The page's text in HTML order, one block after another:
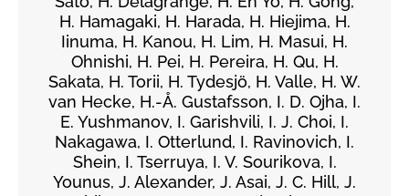
H. Hamagaki, H. Harada, H. Hiejima, H.
Iinuma, H. Kanou, H. Lim, H. Masui, H.
Ohnishi, H. Pei, H. Pereira, H. Qu, H.
Sakata, H. Torii, H. Tydesjö, H. Valle, H. W.
van Hecke, H.-Å. Gustafsson, I. D. Ojha, I.
E. Yushmanov, I. Garishvili, I. J. Choi, I.
Nakagawa, I. Otterlund, I. Ravinovich, I.
Shein, I. Tserruya, I. V. Sourikova, I.
Younus, J. Alexander, J. Asai, J. C. Hill, J.